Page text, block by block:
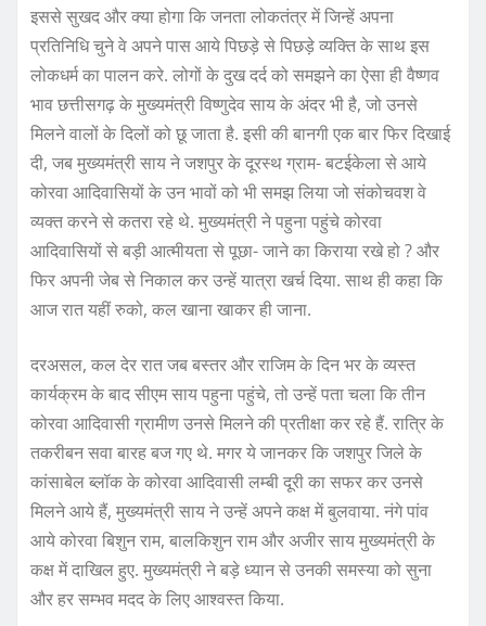
इससे सुखद और क्या होगा कि जनता लोकतंत्र में जिन्हें अपना
प्रतिनिधि चुने वे अपने पास आये पिछड़े से पिछड़े व्यक्ति के साथ इस
लोकधर्म का पालन करे. लोगों के दुख दर्द को समझने का ऐसा ही वैष्णव
भाव छत्तीसगढ़ के मुख्यमंत्री विष्णुदेव साय के अंदर भी है, जो उनसे
मिलने वालों के दिलों को छू जाता है. इसी की बानगी एक बार फिर दिखाई
दी, जब मुख्यमंत्री साय ने जशपुर के दूरस्थ ग्राम- बटईकेला से आये
कोरवा आदिवासियों के उन भावों को भी समझ लिया जो संकोचवश वे
व्यक्त करने से कतरा रहे थे. मुख्यमंत्री ने पहुना पहुंचे कोरवा
आदिवासियों से बड़ी आत्मीयता से पूछा- जाने का किराया रखे हो ? और
फिर अपनी जेब से निकाल कर उन्हें यात्रा खर्च दिया. साथ ही कहा कि
आज रात यहीं रुको, कल खाना खाकर ही जाना.
दरअसल, कल देर रात जब बस्तर और राजिम के दिन भर के व्यस्त
कार्यक्रम के बाद सीएम साय पहुना पहुंचे, तो उन्हें पता चला कि तीन
कोरवा आदिवासी ग्रामीण उनसे मिलने की प्रतीक्षा कर रहे हैं. रात्रि के
तकरीबन सवा बारह बज गए थे. मगर ये जानकर कि जशपुर जिले के
कांसाबेल ब्लॉक के कोरवा आदिवासी लम्बी दूरी का सफर कर उनसे
मिलने आये हैं, मुख्यमंत्री साय ने उन्हें अपने कक्ष में बुलवाया. नंगे पांव
आये कोरवा बिशुन राम, बालकिशुन राम और अजीर साय मुख्यमंत्री के
कक्ष में दाखिल हुए. मुख्यमंत्री ने बड़े ध्यान से उनकी समस्या को सुना
और हर सम्भव मदद के लिए आश्वस्त किया.